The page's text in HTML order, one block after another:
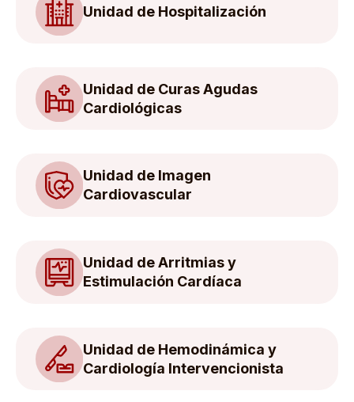
Unidad de Hospitalización
Unidad de Curas Agudas
Cardiológicas
Unidad de Imagen
Cardiovascular
Unidad de Arritmias y
Estimulación Cardíaca
Unidad de Hemodinámica y
Cardiología Intervencionista